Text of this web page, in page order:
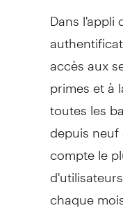
Dans l'appli
accès aux
primes et à
toutes les
depuis neuf
compte le
chaque